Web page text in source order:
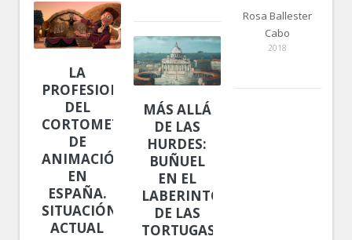
Rosa Ballester
Cabo
2018
LA
PROFESIONALIZACIÓN
DEL
CORTOMETRAJE
DE
ANIMACIÓN
EN
ESPAÑA.
SITUACIÓN
ACTUAL
MÁS ALLÁ
DE LAS
HURDES:
BUÑUEL
EN EL
LABERINTO
DE LAS
TORTUGAS